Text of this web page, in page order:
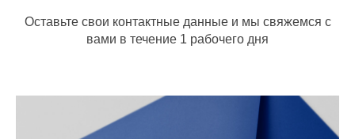
Оставьте свои контактные данные и мы свяжемся с
вами в течение 1 рабочего дня